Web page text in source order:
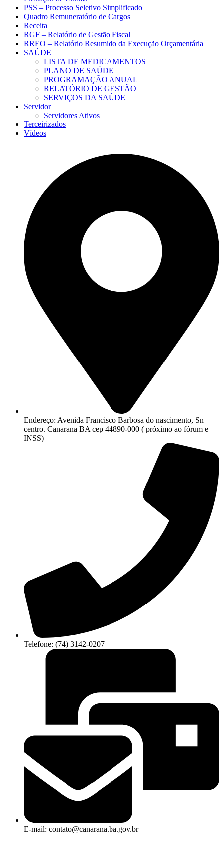
PSS – Processo Seletivo Simplificado
Quadro Remuneratório de Cargos
Receita
RGF – Relatório de Gestão Fiscal
RREO – Relatório Resumido da Execução Orçamentária
SAÚDE
LISTA DE MEDICAMENTOS
PLANO DE SAÚDE
PROGRAMAÇÃO ANUAL
RELATÓRIO DE GESTÃO
SERVIÇOS DA SAÚDE
Servidor
Servidores Ativos
Terceirizados
Vídeos
Endereço: Avenida Francisco Barbosa do nascimento, Sn
centro. Canarana BA cep 44890-000 ( próximo ao fórum e
INSS)
Telefone: (74) 3142-0207
E-mail: contato@canarana.ba.gov.br